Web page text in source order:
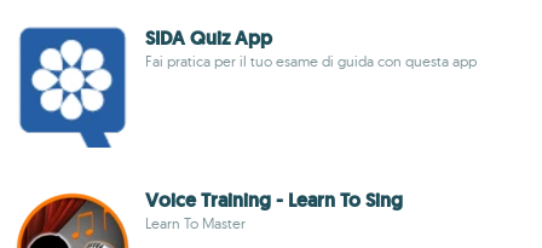
SIDA Quiz App
Fai pratica per il tuo esame di guida con questa app
Voice Training - Learn To Sing
Learn To Master